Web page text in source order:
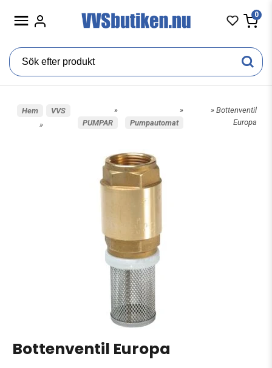
0
Hem
»
VVS
»
PUMPAR
»
Pumpautomat
» Bottenventil
Europa
Bottenventil Europa